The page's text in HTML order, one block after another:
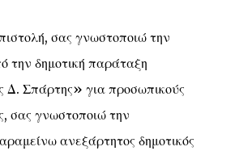
σας γνωστοποιώ την
την δημοτική παράταξη
Δ. Σπάρτης» για προσωπικούς
σας γνωστοποιώ την
ανεξάρτητος δημοτικός